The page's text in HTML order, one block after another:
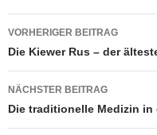
p
p
VORHERIGER BEITRAG
Die Kiewer Rus – der
NÄCHSTER BEITRAG
Die traditionelle Medizin in